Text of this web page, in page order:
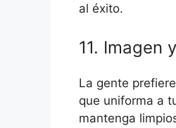
al éxito.
11. Imagen
La gente
que uniforma a
mantenga